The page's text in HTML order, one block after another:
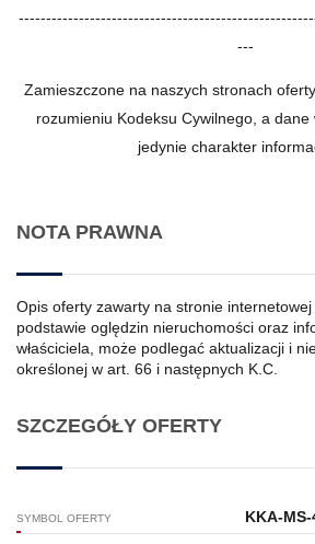
---
Zamieszczone na naszych stronach
rozumieniu Kodeksu Cywilnego, a
jedynie charakter
NOTA PRAWNA
Opis oferty zawarty na stronie
podstawie oględzin nieruchomości oraz
właściciela, może podlegać aktualizacji i
określonej w art. 66 i następnych K.C.
SZCZEGÓŁY OFERTY
SYMBOL OFERTY KKA-MS-